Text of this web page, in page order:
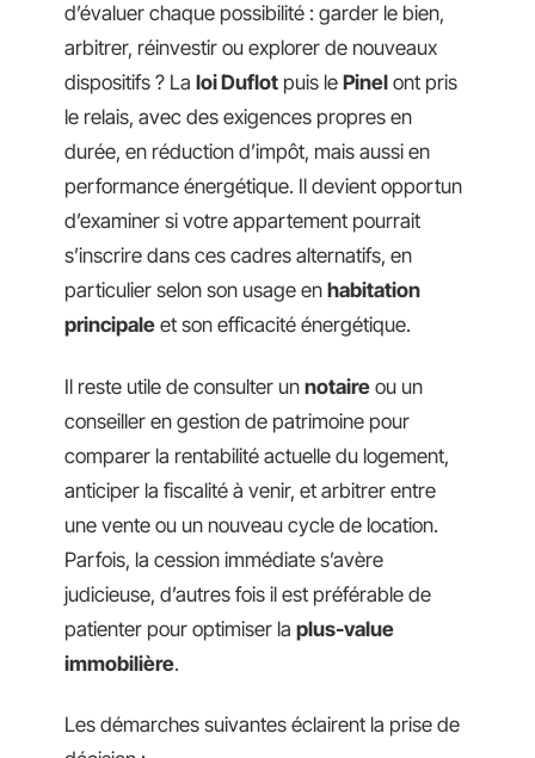
d’évaluer chaque possibilité : garder le bien,
arbitrer, réinvestir ou explorer de nouveaux
dispositifs ? La loi Duflot puis le Pinel ont pris
le relais, avec des exigences propres en
durée, en réduction d’impôt, mais aussi en
performance énergétique. Il devient opportun
d’examiner si votre appartement pourrait
s’inscrire dans ces cadres alternatifs, en
particulier selon son usage en habitation
principale et son efficacité énergétique.
Il reste utile de consulter un notaire ou un
conseiller en gestion de patrimoine pour
comparer la rentabilité actuelle du logement,
anticiper la fiscalité à venir, et arbitrer entre
une vente ou un nouveau cycle de location.
Parfois, la cession immédiate s’avère
judicieuse, d’autres fois il est préférable de
patienter pour optimiser la plus-value
immobilière.
Les démarches suivantes éclairent la prise de